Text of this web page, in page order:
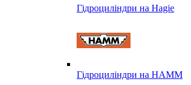
Гідроциліндри на Hagie
Гідроциліндри на HAMM